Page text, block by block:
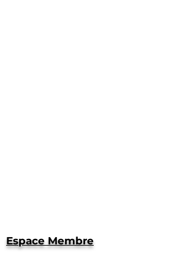
Espace Membre